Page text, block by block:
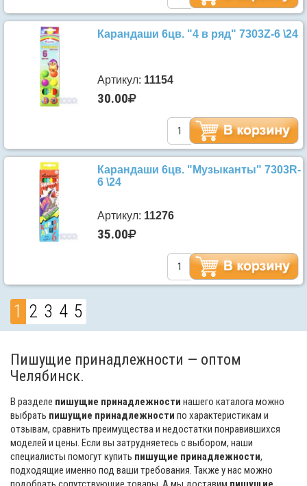
Карандаши 6цв. "4 в ряд" 7303Z-6 \24
Артикул: 11154
30.00
Карандаши 6цв. "Музыканты" 7303R-
6 \24
Артикул: 11276
35.00
1 2 3 4 5
Пишущие принадлежности — оптом
Челябинск.
В разделе пишущие принадлежности нашего каталога можно
выбрать пишущие принадлежности по характеристикам и
отзывам, сравнить преимущества и недостатки понравившихся
моделей и цены. Если вы затрудняетесь с выбором, наши
специалисты помогут купить пишущие принадлежности,
подходящие именно под ваши требования. Также у нас можно